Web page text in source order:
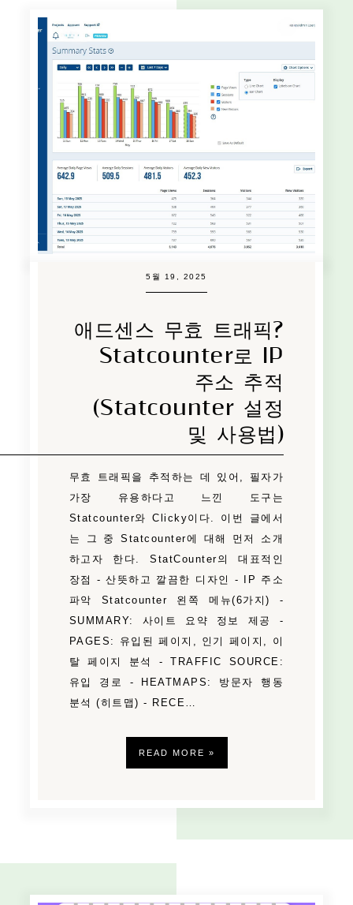
5월 19, 2025
애드센스 무효 트래픽?
Statcounter로 IP
주소 추적
(Statcounter 설정
및 사용법)
무효 트래픽을 추적하는 데 있어, 필자가
가장 유용하다고 느낀 도구는
Statcounter와 Clicky이다. 이번 글에서
는 그 중 Statcounter에 대해 먼저 소개
하고자 한다. StatCounter의 대표적인
장점 - 산뜻하고 깔끔한 디자인 - IP 주소
파악 Statcounter 왼쪽 메뉴(6가지) -
SUMMARY: 사이트 요약 정보 제공 -
PAGES: 유입된 페이지, 인기 페이지, 이
탈 페이지 분석 - TRAFFIC SOURCE:
유입 경로 - HEATMAPS: 방문자 행동
분석 (히트맵) - RECE…
READ MORE »